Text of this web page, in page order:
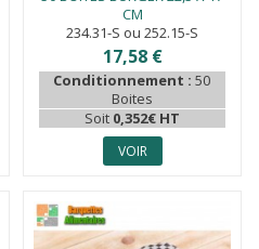
CM
234.31-S ou 252.15-S
17,58 €
Conditionnement :50
Boites
Soit 0,352€ HT
VOIR